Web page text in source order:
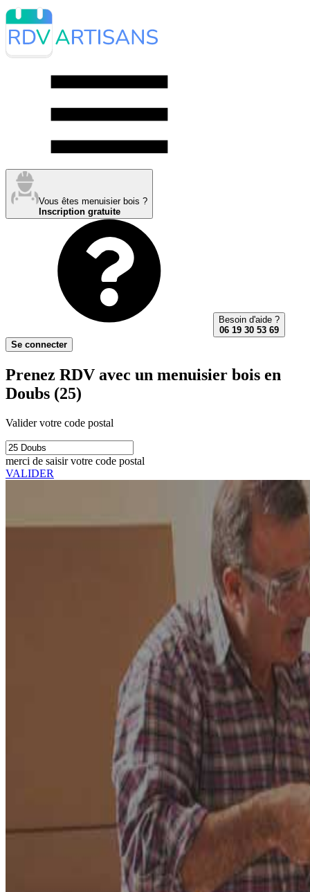
Vous êtes menuisier bois ?
Inscription gratuite
Besoin d'aide ?
06 19 30 53 69
Se connecter
Prenez RDV avec un menuisier bois en
Doubs (25)
Valider votre code postal
merci de saisir votre code postal
VALIDER